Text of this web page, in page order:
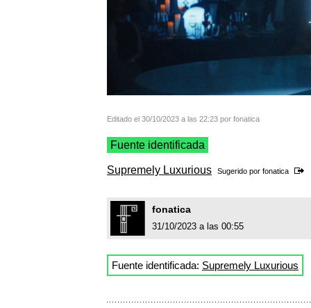
Editado el 30/10/2023 a las 22:23 por fonatica
Fuente identificada
Supremely Luxurious Sugerido por fonatica
fonatica
31/10/2023 a las 00:55
Fuente identificada: Supremely Luxurious